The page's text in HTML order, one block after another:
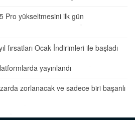
Pro yükseltmesini ilk gün
fırsatları Ocak İndirimleri ile başladı
yayınlandı
zorlanacak ve sadece biri başarılı